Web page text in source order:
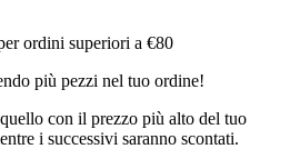
ordini superiori a €80
più pezzi nel tuo ordine!
con il prezzo più alto del tuo
i successivi saranno scontati.